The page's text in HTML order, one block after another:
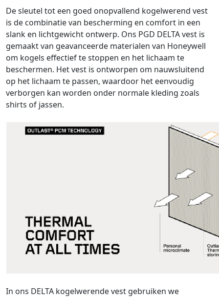
De sleutel tot een goed onopvallend kogelwerend vest
is de combinatie van bescherming en comfort in een
slank en lichtgewicht ontwerp. Ons PGD DELTA vest is
gemaakt van geavanceerde materialen van Honeywell
om kogels effectief te stoppen en het lichaam te
beschermen. Het vest is ontworpen om nauwsluitend
op het lichaam te passen, waardoor het eenvoudig
verborgen kan worden onder normale kleding zoals
shirts of jassen.
In ons DELTA kogelwerende vest gebruiken we